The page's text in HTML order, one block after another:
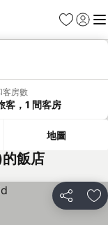
我的最愛
登入 選
客房數
客，1 間客房
地圖
飯店
分享 加